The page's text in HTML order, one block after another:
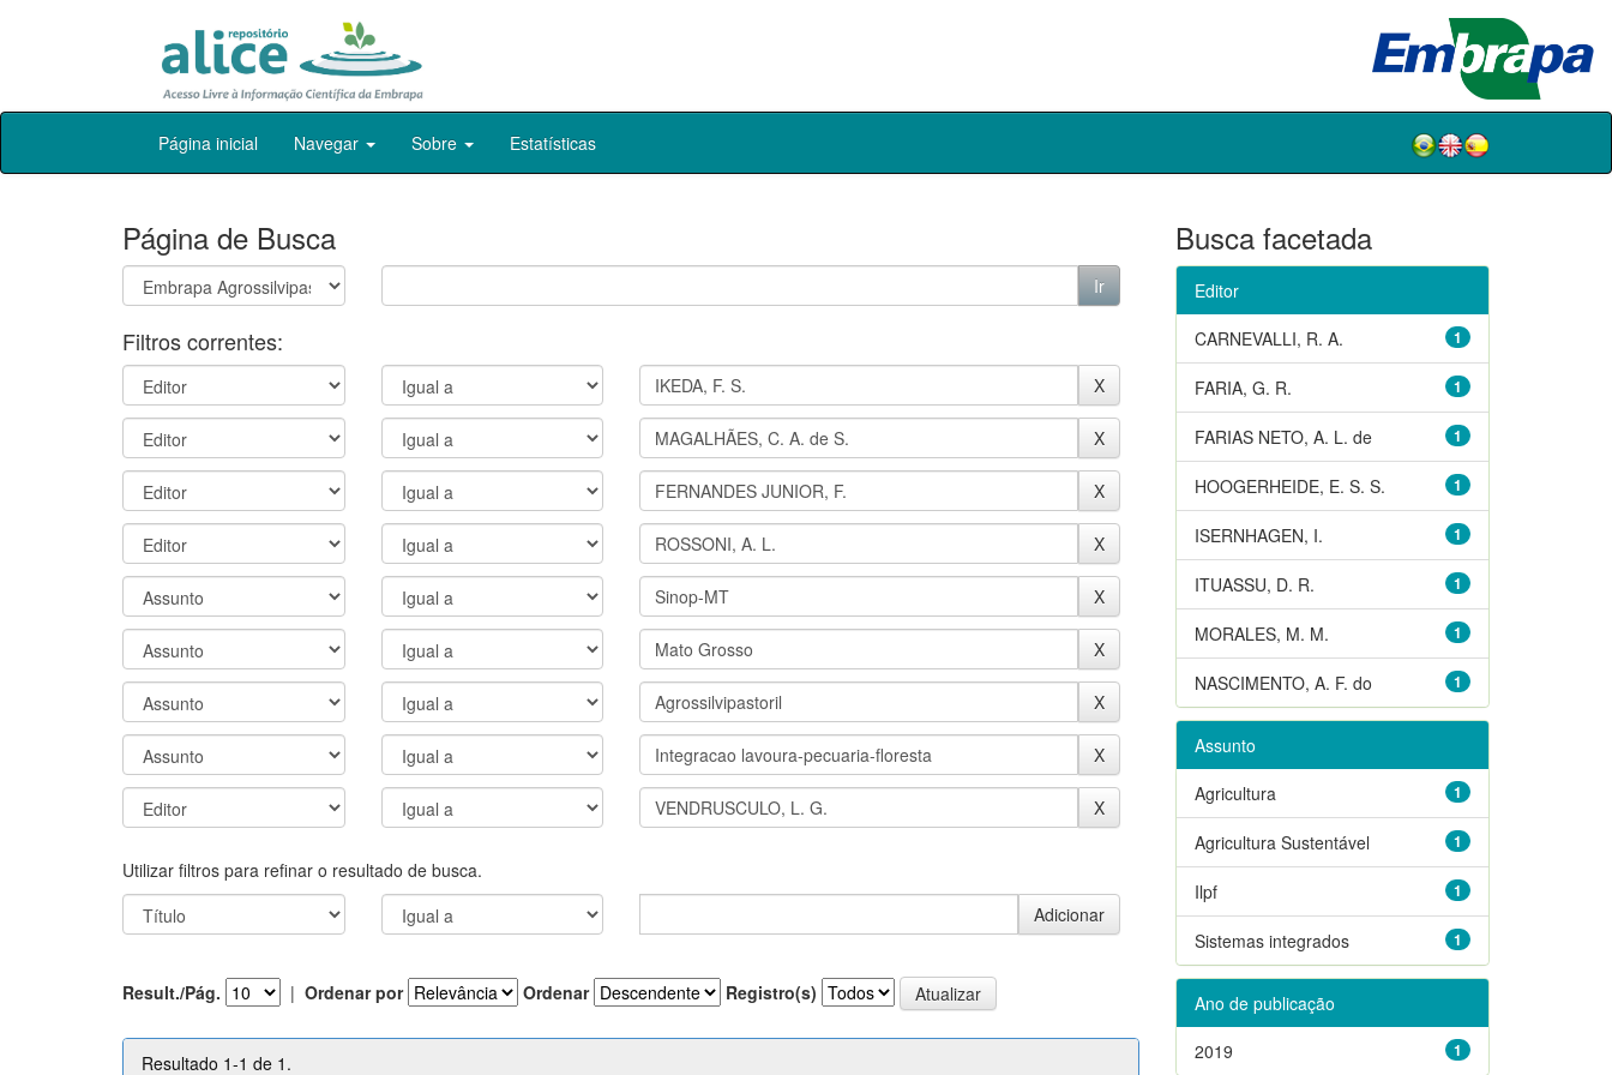
Skip
Página inicial Navegar Sobre Estatísticas
Página de Busca
Filtros correntes:
Utilizar filtros para refinar o resultado de busca.
Result./Pág. | Ordenar por Ordenar Registro(s)
Resultado 1-1 de 1.
Busca facetada
Editor
1
CARNEVALLI, R. A.
1
FARIA, G. R.
1
FARIAS NETO, A. L. de
1
HOOGERHEIDE, E. S. S.
1
ISERNHAGEN, I.
1
ITUASSU, D. R.
1
MORALES, M. M.
1
NASCIMENTO, A. F. do
Assunto
1
Agricultura
1
Agricultura Sustentável
1
Ilpf
1
Sistemas integrados
Ano de publicação
1
2019